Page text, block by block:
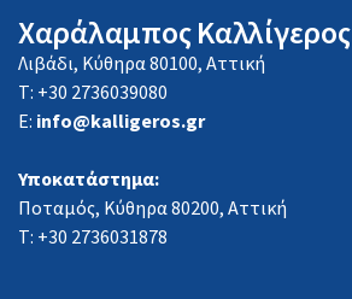
Χαράλαμπος Καλλίγερος
Λιβάδι, Κύθηρα 80100, Αττική
Τ: +30 2736039080
E: info@kalligeros.gr
Υποκατάστημα:
Ποταμός, Κύθηρα 80200, Αττική
Τ: +30 2736031878